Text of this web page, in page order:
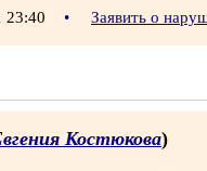
23:40 • Заявить о
Костюкова)